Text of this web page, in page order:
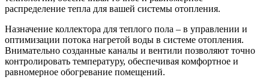
распределение тепла для вашей системы отопления.
Назначение коллектора для теплого пола – в управлении и
оптимизации потока нагретой воды в системе отопления.
Внимательно созданные каналы и вентили позволяют точно
контролировать температуру, обеспечивая комфортное и
равномерное обогревание помещений.